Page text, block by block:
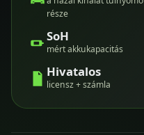
része
SoH
mért akkukapacitás
Hivatalos
licensz + számla